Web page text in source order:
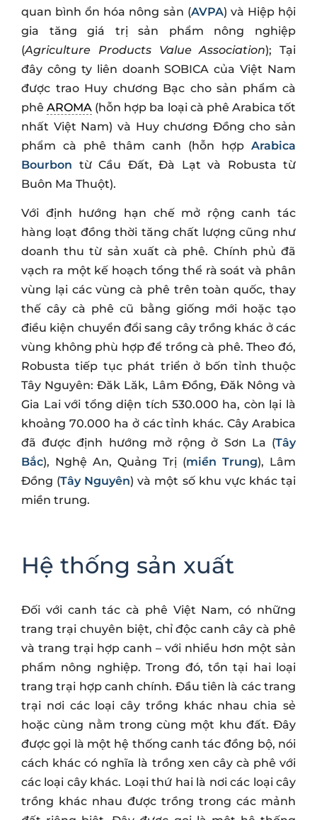
quan bình ổn hóa nông sản (AVPA) và Hiệp hội
gia tăng giá trị sản phẩm nông nghiệp
(Agriculture Products Value Association); Tại
đây công ty liên doanh SOBICA của Việt Nam
được trao Huy chương Bạc cho sản phẩm cà
phêAROMA (hỗn hợp ba loại cà phê Arabica tốt
nhất Việt Nam) và Huy chương Đồng cho sản
phẩm cà phê thâm canh (hỗn hợp Arabica
Bourbon từ Cầu Đất, Đà Lạt và Robusta từ
Buôn Ma Thuột).
Với định hướng hạn chế mở rộng canh tác
hàng loạt đồng thời tăng chất lượng cũng như
doanh thu từ sản xuất cà phê. Chính phủ đã
vạch ra một kế hoạch tổng thể rà soát và phân
vùng lại các vùng cà phê trên toàn quốc, thay
thế cây cà phê cũ bằng giống mới hoặc tạo
điều kiện chuyển đổi sang cây trồng khác ở các
vùng không phù hợp để trồng cà phê. Theo đó,
Robusta tiếp tục phát triển ở bốn tỉnh thuộc
Tây Nguyên: Đăk Lăk, Lâm Đồng, Đăk Nông và
Gia Lai với tổng diện tích 530.000 ha, còn lại là
khoảng 70.000 ha ở các tỉnh khác. Cây Arabica
đã được định hướng mở rộng ở Sơn La (Tây
Bắc), Nghệ An, Quảng Trị (miền Trung), Lâm
Đồng (Tây Nguyên) và một số khu vực khác tại
miền trung.
Hệ thống sản xuất
Đối với canh tác cà phê Việt Nam, có những
trang trại chuyên biệt, chỉ độc canh cây cà phê
và trang trại hợp canh – với nhiều hơn một sản
phẩm nông nghiệp. Trong đó, tồn tại hai loại
trang trại hợp canh chính. Đầu tiên là các trang
trại nơi các loại cây trồng khác nhau chia sẻ
hoặc cùng nằm trong cùng một khu đất. Đây
được gọi là một hệ thống canh tác đồng bộ, nói
cách khác có nghĩa là trồng xen cây cà phê với
các loại cây khác. Loại thứ hai là nơi các loại cây
trồng khác nhau được trồng trong các mảnh